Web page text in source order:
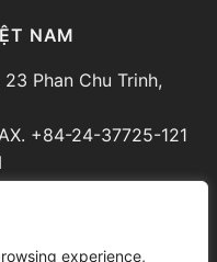
experience,
NAM
Phan Chu Trinh,
+84-24-37725-121
54-56 Nguyễn
Minh